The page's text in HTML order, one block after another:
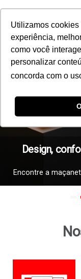
Utilizamos
experiência,
como você
personalizar
concorda com o
Roto Fermax
Design,
Encontre a